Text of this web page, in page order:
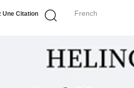
French
Une Citation